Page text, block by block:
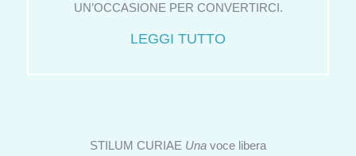
UN’OCCASIONE PER CONVERTIRCI.
LEGGI TUTTO
STILUM CURIAE Una voce libera